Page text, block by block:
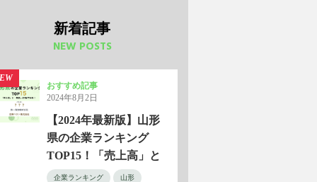
新着記事
NEW POSTS
おすすめ記事
2024年8月2日
【2024年最新版】山形
県の企業ランキング
TOP15！「売上高」と
「年収」の2軸で分析！
企業ランキング 山形